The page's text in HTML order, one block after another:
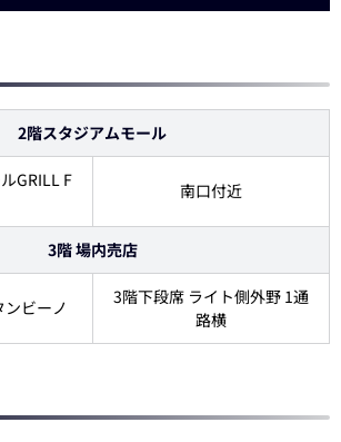
2階スタジアムモール
GRILL F
南口付近
3階 場内売店
ビーノ
3階下段席 ライト側外野 1通
路横